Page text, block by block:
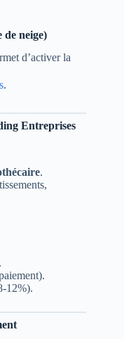
de neige)
d’activer la
.
Entreprises
.
12%).